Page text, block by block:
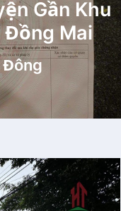
Gần Khu
Đồng Mai
Đông